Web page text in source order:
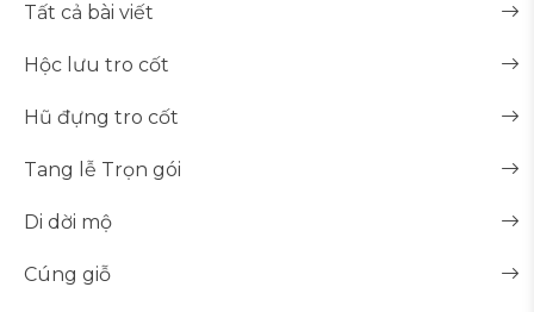
Tất cả bài viết
Hộc lưu tro cốt
Hũ đựng tro cốt
Tang lễ Trọn gói
Di dời mộ
Cúng giỗ